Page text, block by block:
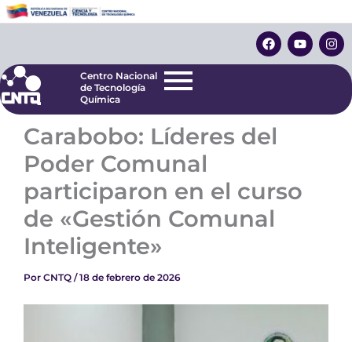
al
F
a
c
o
k
Y
o
u
e
I
n
s
r
Centro Nacional
de Tecnología
Centro Nacional
de Tecnología
Química
Carabobo: Líderes del
Poder Comunal
participaron en el curso
de «Gestión Comunal
Inteligente»
Por CNTQ /18 de febrero de 2026